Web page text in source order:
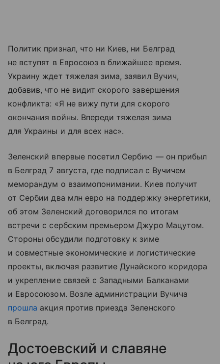
Политик признал, что ни Киев, ни Белград
не вступят в Евросоюз в ближайшее время.
Украину ждет тяжелая зима, заявил Вучич,
добавив, что не видит скорого завершения
конфликта: «Я не вижу пути для скорого
окончания войны. Впереди тяжелая зима
для Украины и для всех нас».
Зеленский впервые посетил Сербию — он прибыл
в Белград 7 августа, где подписал с Вучичем
меморандум о взаимопонимании. Киев получит
от Сербии два млн евро на поддержку энергетики,
об этом Зеленский договорился по итогам
встречи с сербским премьером Джуро Мацутом.
Стороны обсудили подготовку к зиме
и совместные экономические и логистические
проекты, включая развитие Дунайского коридора
и укрепление связей с Западными Балканами
и Евросоюзом. Возле администрации Вучича
прошла акция против приезда Зеленского
в Белград.
Достоевский и славяне